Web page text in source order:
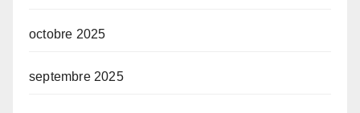
octobre 2025
septembre 2025